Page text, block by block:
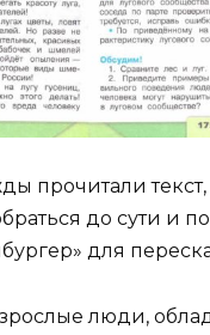
прочитали
до сути и
для
люди,